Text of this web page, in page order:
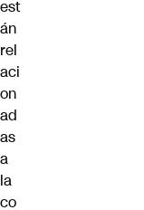
est
án
rel
aci
on
ad
as
a
la
co